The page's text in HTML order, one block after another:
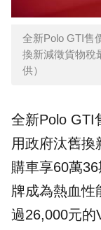
全新Polo GTI售
換新減徵貨物稅
供）
全新Polo GTI
用政府汰舊換
購車享60萬
牌成為熱血性
過26,000元的